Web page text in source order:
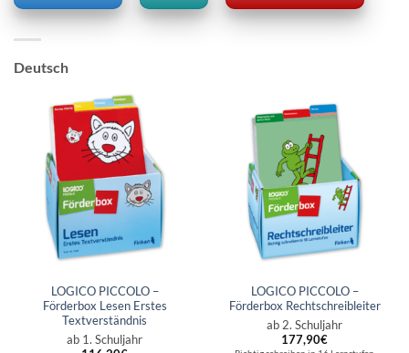
Deutsch
LOGICO PICCOLO –
Förderbox Lesen Erstes
Textverständnis
ab 1. Schuljahr
LOGICO PICCOLO –
Förderbox Rechtschreibleiter
ab 2. Schuljahr
177,90€